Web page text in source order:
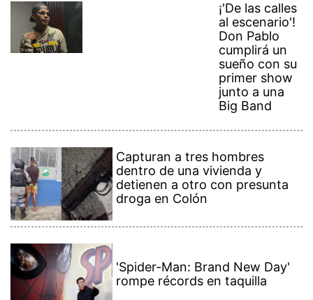
¡'De las calles
al escenario'!
Don Pablo
cumplirá un
sueño con su
primer show
junto a una
Big Band
Capturan a tres hombres
dentro de una vivienda y
detienen a otro con presunta
droga en Colón
'Spider-Man: Brand New Day'
rompe récords en taquilla